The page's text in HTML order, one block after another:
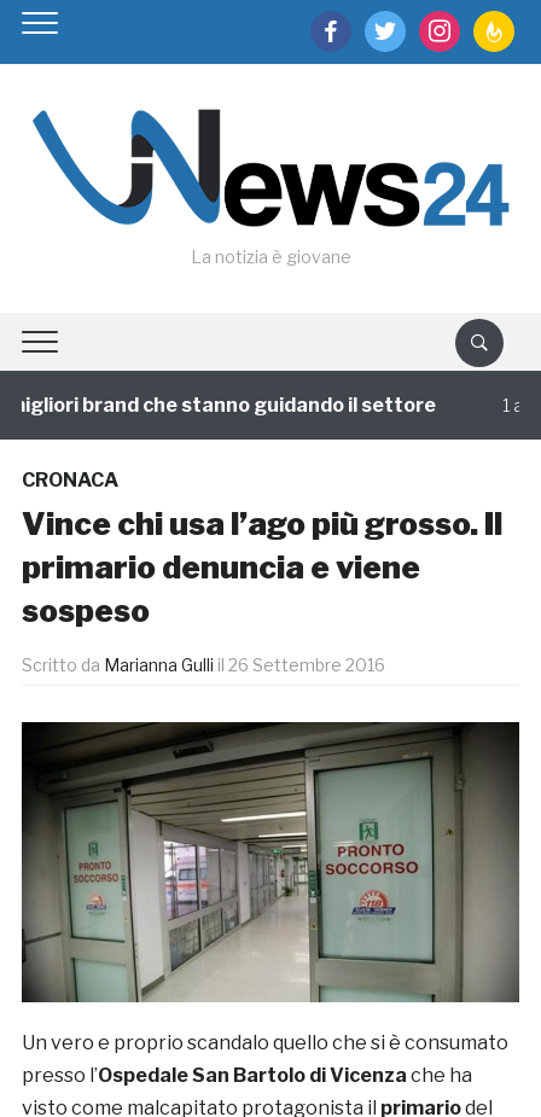
facebooktwitter instagram
La notizia è giovane
brand che stanno guidando il settore 1 annofa
CRONACA
Vince chi usa l’ago più grosso. Il
primario denuncia e viene
sospeso
Scritto da Marianna Gulli il 26 Settembre 2016
Un vero e proprio scandalo quello che si è consumato
presso l’Ospedale San Bartolo di Vicenza che ha
visto come malcapitato protagonista il primariodel